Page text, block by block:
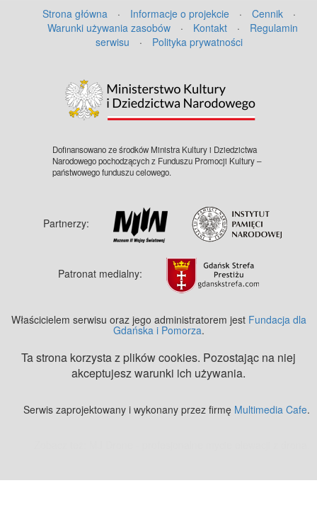
Strona główna · Informacje o projekcie · Cennik
·
Warunki używania zasobów
· Kontakt ·
Regulamin
serwisu
· Polityka prywatności
Dofinansowano ze środków Ministra Kultury i Dziedzictwa
Narodowego pochodzących z Funduszu Promocji Kultury –
państwowego funduszu celowego.
Partnerzy:
Patronat medialny:
Właścicielem serwisu oraz jego administratorem jest Fundacja dla
Gdańska i Pomorza.
Ta strona korzysta z plików cookies. Pozostając na niej
akceptujesz warunki ich używania.
Serwis zaprojektowany i wykonany przez firmę Multimedia Cafe.